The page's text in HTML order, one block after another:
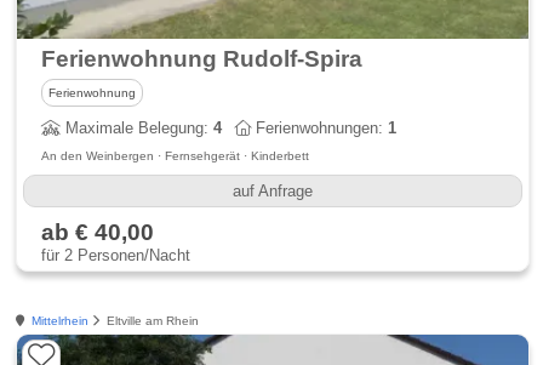
Ferienwohnung Rudolf-Spira
Ferienwohnung
Maximale Belegung:4 Ferienwohnungen:1
An den Weinbergen · Fernsehgerät · Kinderbett
auf Anfrage
ab € 40,00
für 2 Personen/Nacht
Mittelrhein Eltville am Rhein